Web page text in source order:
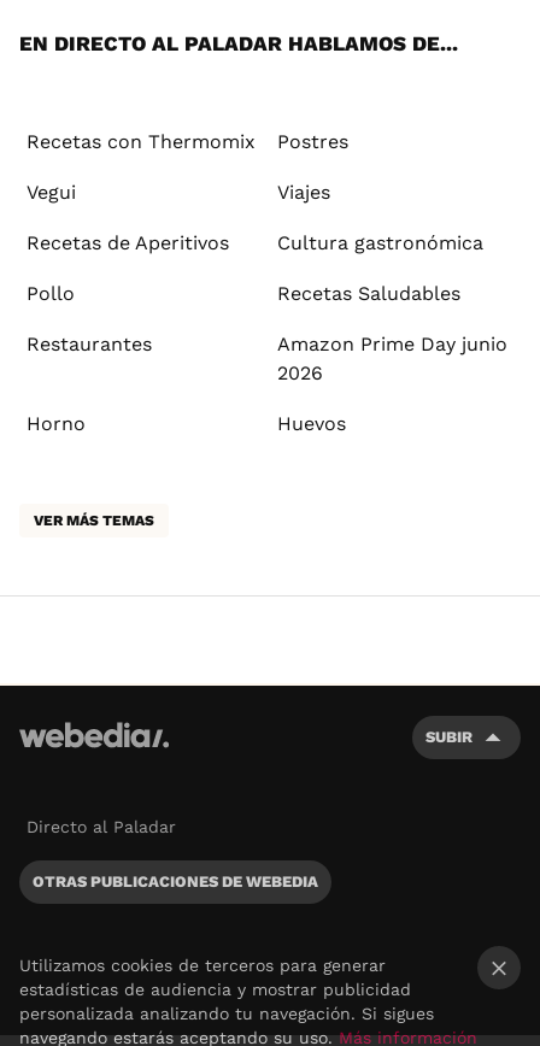
EN DIRECTO AL PALADAR HABLAMOS DE...
Recetas con Thermomix Postres
Vegui Viajes
Recetas de Aperitivos Cultura gastronómica
Pollo Recetas Saludables
Restaurantes
Amazon Prime Day junio
2026
Horno Huevos
VER MÁS TEMAS
SUBIR
Directo al Paladar
OTRAS PUBLICACIONES DE WEBEDIA
Utilizamos cookies de terceros para generar
estadísticas de audiencia y mostrar publicidad
personalizada analizando tu navegación. Si sigues
navegando estarás aceptando su uso.Más información